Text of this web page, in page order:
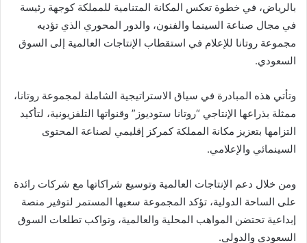
بالرياض، في خطوة تعكس المكانة المتنامية للمملكة كوجهة رئيسة
في مجال صناعة السينما والفنون، والدور المحوري الذي تؤديه
مجموعة روتانا للإعلام في استقطاب الإنتاجات العالمية إلى السوق
السعودي.
وتأتي هذه المبادرة في سياق الاستراتيجية الشاملة لمجموعة روتانا،
ممثلة بذراعها الإنتاجي “روتانا ستوديوز” وقنواتها التلفزيونية، لتأكيد
التزامها بتعزيز مكانة المملكة كمركز إقليمي لصناعة المحتوى
السينمائي والإعلامي.
ومن خلال دعم الإنتاجات العالمية وتوسيع شراكاتها مع شركات رائدة
على الساحة الدولية، تؤكد المجموعة سعيها المستمر لتوفير منصة
إبداعية تحتضن المواهب المحلية والعالمية، وتواكب تطلعات السوق
السعودي والدولي.